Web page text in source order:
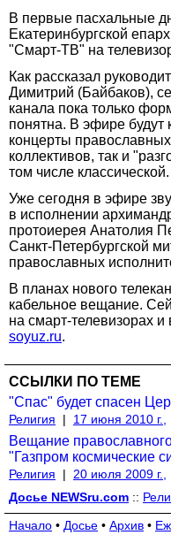
В первые пасхальные
Екатеринбургской
"Смарт-ТВ" на
Как рассказал
Димитрий (Байбаков),
канала пока только
понятна. В эфире будут
концерты
коллективов, так и
том числе классической.
Уже сегодня в эфире
в исполнении
протоиерея Анатолия
Санкт-Петербургской
православных
В планах нового
кабельное вещание.
на смарт-телевизорах и
soyuz.ru.
ССЫЛКИ ПО ТЕМЕ
"Спас" будет спасен
Религия | 17 июня 2010 г.,
Вещание
"Газпром космические
Религия |
20 июля 2009 г.,
Досье NEWSru.com ::
Начало • Досье • Архив •